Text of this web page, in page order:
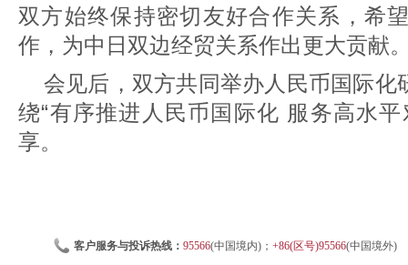
双方始终保持密切友好合作关系，希
作，为中日双边经贸关系作出更大贡献
会见后，双方共同举办人民币国际化
绕“有序推进人民币国际化 服务高水
享。
客户服务与投诉热线： 95566(中国境内)； +86(区号)95566(中国境外)